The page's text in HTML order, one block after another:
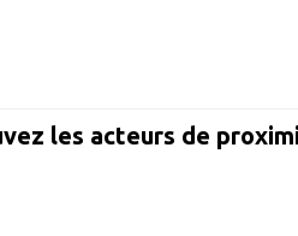
les acteurs de